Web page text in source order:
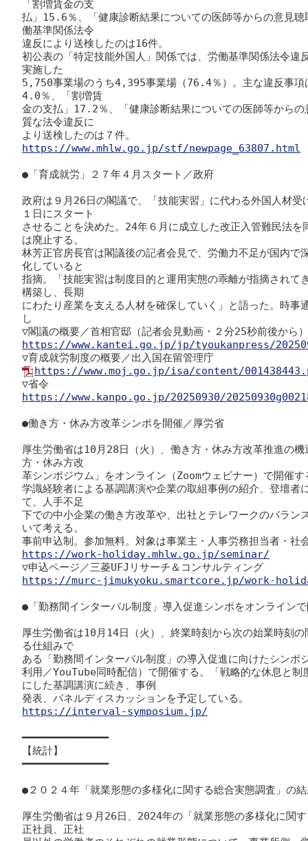
「割増賃金の支
払」15.6％、「健康診断結果についての医師等からの意見
働基準関係法令
違反により送検したのは16件。
初公表の「特定技能外国人」関係では、労働基準関係法令違
実施した
5,750事業場のうち4,395事業場（76.4％）。主な違反事項
4.0％、「割増賃
金の支払」17.2％、「健康診断結果についての医師等から
質な法令違反に
https://www.mhlw.go.jp/stf/newpage_63807.html
●「育成就労」２７年４月スタート／政府
政府は９月26日の閣議で、「技能実習」に代わる外国人材
１日にスタート
させることを決めた。24年６月に成立した改正入管難民法
は廃止する。
林芳正官房長官は閣議後の記者会見で、労働力不足が国内で
化していると
指摘。「技能実習は制度目的と運用実態の乖離が指摘されて
構築し、長期
にわたり産業を支える人材を確保していく」と語った。時
し
https://www.kantei.go.jp/jp/tyoukanpress/
https://www.moj.go.jp/isa/content/
https://www.kanpo.go.jp/20250930/
●働き方・休み方改革シンポを開催／厚労省
厚生労働省は10月28日（火）、働き方・休み方改革推進の
方・休み方改
革シンポジウム」をオンライン（Zoomウェビナー）で開催す
学識経験者による基調講演や企業の取組事例の紹介、登壇者
て、人手不足
下での中小企業の働き方改革や、出社とテレワークのバラン
いて考える。
https://work-holiday.mhlw.go.jp/seminar/
https://murc-jimukyoku.smartcore.jp/work-
●「勤務間インターバル制度」導入促進シンポをオンライン
厚生労働省は10月14日（火）、終業時刻から次の始業時刻
る仕組みで
ある「勤務間インターバル制度」の導入促進に向けたシンポ
利用／YouTube同時配信）で開催する。「戦略的な休息と
にした基調講演に続き、事例
https://interval-symposium.jp/
━━━━━━━━━━━━━━
【統計】
━━━━━━━━━━━━━━
●２０２４年「就業形態の多様化に関する総合実態調査」の
厚生労働省は９月26日、2024年の「就業形態の多様化に関
正社員、正社